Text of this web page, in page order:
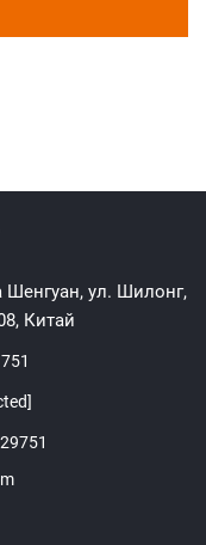
ул. Шилонг,
Китай